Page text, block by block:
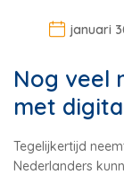
januari
Nog veel
met
Tegelijkertijd
Nederlanders